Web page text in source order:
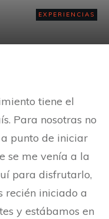
EXPERIENCIAS
tiene el
Para nosotras no
punto de iniciar
se me venía a la
para disfrutarlo,
recién iniciado a
y estábamos en